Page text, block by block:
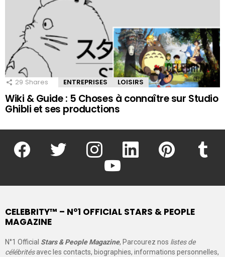
29 Shares ENTREPRISES LOISIRS
Wiki & Guide : 5 Choses à connaître sur Studio
Ghibli et ses productions
facebook twitter instagram linkedin pinterest
youtube
CELEBRITY™ – N°1 OFFICIAL STARS & PEOPLE
MAGAZINE
N°1 Official Stars & People Magazine, Parcourez nos listes de
célébritésavec les contacts, biographies, informations personnelles,